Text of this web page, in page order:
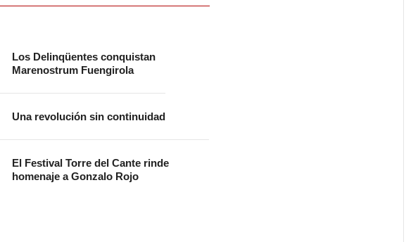
Los Delinqüentes conquistan
Marenostrum Fuengirola
Una revolución sin continuidad
El Festival Torre del Cante rinde
homenaje a Gonzalo Rojo